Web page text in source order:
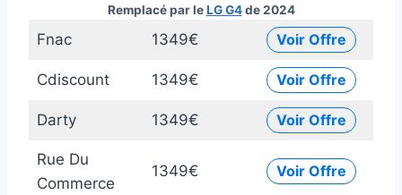
Fnac 1349€ Voir Offre
Cdiscount 1349€ Voir Offre
Darty 1349€ Voir Offre
Rue Du
Commerce
1349€ Voir Offre
Remplacé par leLG G4de 2024